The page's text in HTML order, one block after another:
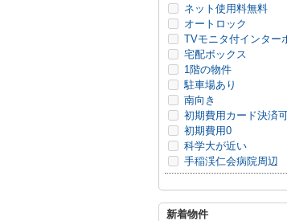
ネット使用料無料
オートロック
TVモニタ付インター
宅配ボックス
1階の物件
駐車場あり
南向き
初期費用カード決済
初期費用0
科学大が近い
手稲渓仁会病院周辺
新着物件